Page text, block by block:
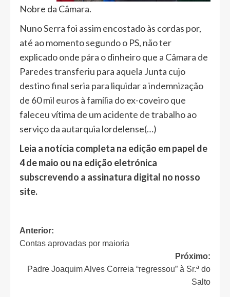
Nobre da Câmara.
Nuno Serra foi assim encostado às cordas por,
até ao momento segundo o PS, não ter
explicado onde pára o dinheiro que a Câmara de
Paredes transferiu para aquela Junta cujo
destino final seria para liquidar a indemnização
de 60 mil euros à família do ex-coveiro que
faleceu vítima de um acidente de trabalho ao
serviço da autarquia lordelense(…)
Leia a notícia completa na edição em papel de
4 de maio ou na edição eletrónica
subscrevendo a assinatura digital no nosso
site.
Navegação
de
artigos
Anterior:
Contas aprovadas por maioria
Próximo:
Padre Joaquim Alves Correia “regressou” à Sr.ª do
Salto